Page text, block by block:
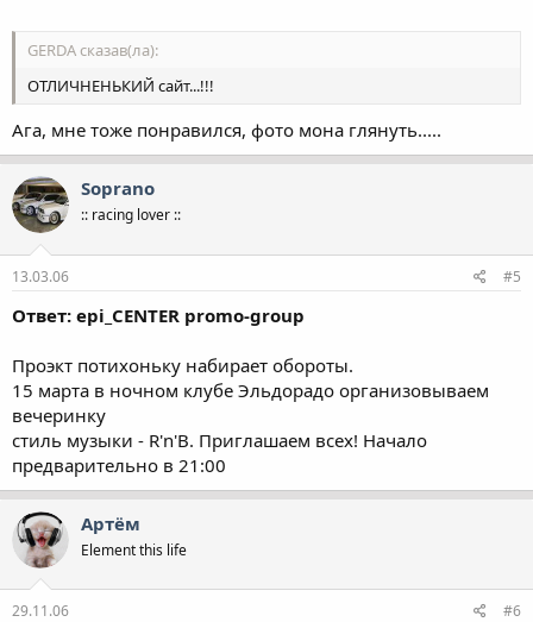
GERDA сказав(ла):
ОТЛИЧНЕНЬКИЙ сайт...!!!
Ага, мне тоже понравился, фото мона глянуть.....
Soprano
:: racing lover ::
13.03.06 #5
Ответ: epi_CENTER promo-group
Проэкт потихоньку набирает обороты.
15 марта в ночном клубе Эльдорадо организовываем
вечеринку
стиль музыки - R'n'B. Приглашаем всех! Начало
предварительно в 21:00
Артём
Element this life
29.11.06 #6